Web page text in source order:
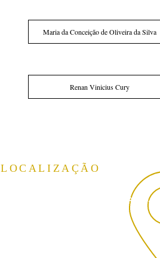
Maria da Conceição de Oliveira da Silva
Renan Vinicius Cury
LOCALIZAÇÃO
Vila São Jorge, São José do Rio Preto-